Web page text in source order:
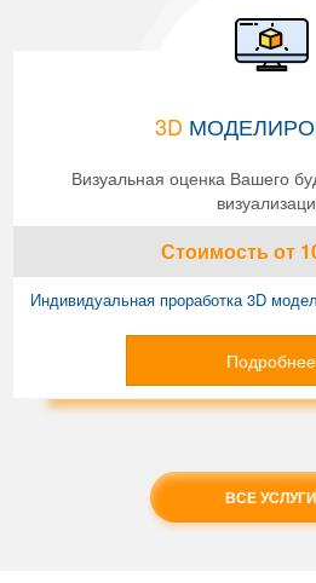
3D
Визуальная оценка Вашего
Стоимостьот
Индивидуальная проработка 3D
Подробнее
ВСЕ УСЛУГИ